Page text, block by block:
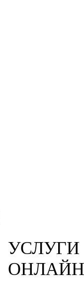
УСЛУГИ
ОНЛАЙН